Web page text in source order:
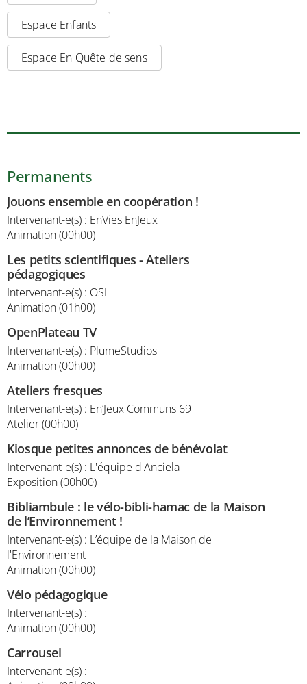
Espace Enfants
Espace En Quête de sens
Permanents
Jouons ensemble en coopération !
Intervenant-e(s) : EnVies EnJeux
Animation (00h00)
Les petits scientifiques - Ateliers
pédagogiques
Intervenant-e(s) : OSI
Animation (01h00)
OpenPlateau TV
Intervenant-e(s) : PlumeStudios
Animation (00h00)
Ateliers fresques
Intervenant-e(s) : En’Jeux Communs 69
Atelier (00h00)
Kiosque petites annonces de bénévolat
Intervenant-e(s) : L'équipe d'Anciela
Exposition (00h00)
Bibliambule : le vélo-bibli-hamac de la Maison
de l’Environnement !
Intervenant-e(s) : L’équipe de la Maison de
l'Environnement
Animation (00h00)
Vélo pédagogique
Intervenant-e(s) :
Animation (00h00)
Carrousel
Intervenant-e(s) :